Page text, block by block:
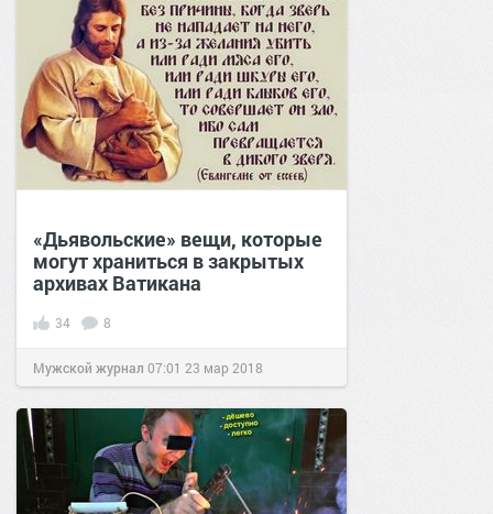
«Дьявольские» вещи, которые
могут храниться в закрытых
архивах Ватикана
34 8
Мужской журнал 07:01 23 мар 2018